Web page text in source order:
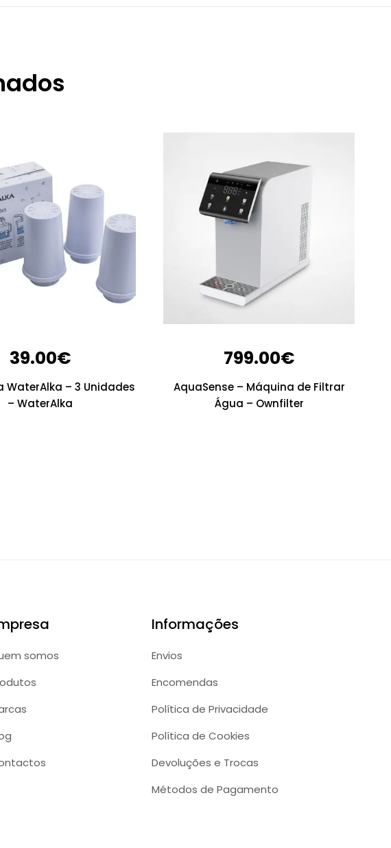
39.00€
WaterAlka – 3 Unidades
– WaterAlka
799.00€
AquaSense – Máquina de Filtrar
Água – Ownfilter
somos
Informações
Envios
Encomendas
Política de Privacidade
Política de Cookies
Devoluções e Trocas
Métodos de Pagamento